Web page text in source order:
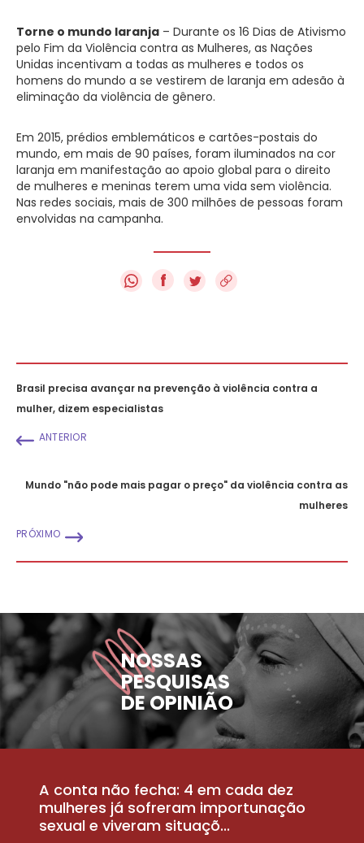
Torne o mundo laranja – Durante os 16 Dias de Ativismo
pelo Fim da Violência contra as Mulheres, as Nações
Unidas incentivam a todas as mulheres e todos os
homens do mundo a se vestirem de laranja em adesão à
eliminação da violência de gênero.
Em 2015, prédios emblemáticos e cartões-postais do
mundo, em mais de 90 países, foram iluminados na cor
laranja em manifestação ao apoio global para o direito
de mulheres e meninas terem uma vida sem violência.
Nas redes sociais, mais de 300 milhões de pessoas foram
envolvidas na campanha.
f
Brasil precisa avançar na prevenção à violência contra a
mulher, dizem especialistas
ANTERIOR
Mundo "não pode mais pagar o preço" da violência contra as
mulheres
PRÓXIMO
NOSSAS
PESQUISAS
DE OPINIÃO
A conta não fecha: 4 em cada dez
mulheres já sofreram importunação
sexual e viveram situaçõ...